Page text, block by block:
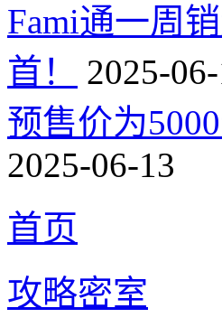
Fami通一周
首！
2025-
预售价为
2025-06-13
首页
攻略密室